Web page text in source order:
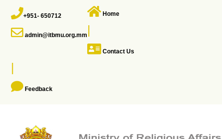
+951- 650712
admin@itbmu.org.mm
Home
|
Contact Us
|
Feedback